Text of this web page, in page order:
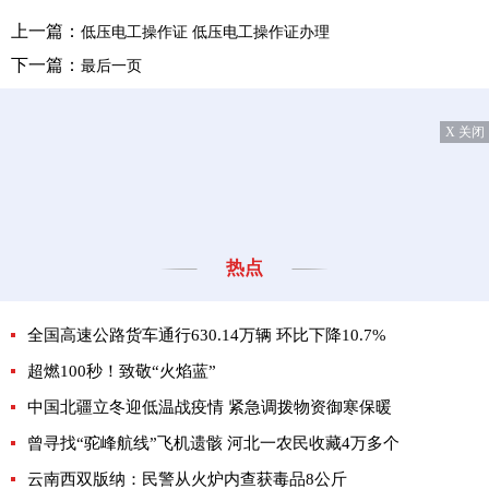
上一篇： 低压电工操作证 低压电工操作证办理
下一篇： 最后一页
X 关闭
热点
全国高速公路货车通行630.14万辆 环比下降10.7%
超燃100秒！致敬“火焰蓝”
中国北疆立冬迎低温战疫情 紧急调拨物资御寒保暖
曾寻找“驼峰航线”飞机遗骸 河北一农民收藏4万多个
云南西双版纳：民警从火炉内查获毒品8公斤